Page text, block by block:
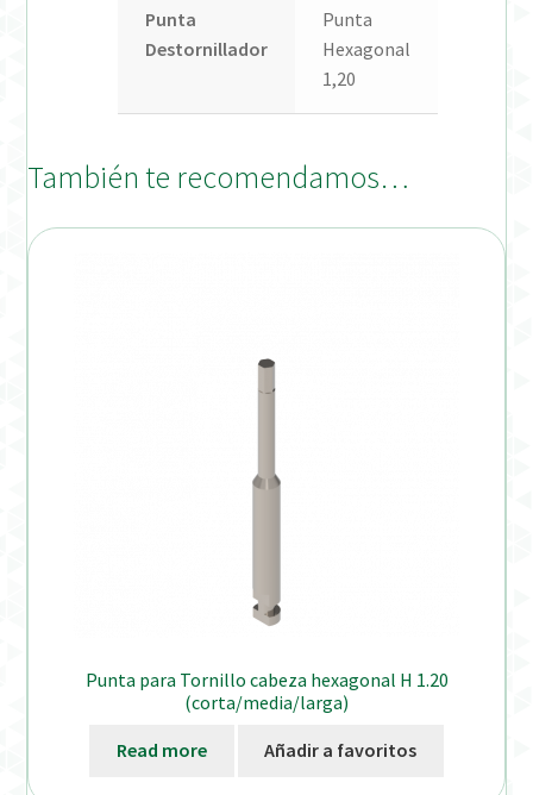
Punta
Destornillador
Punta
Hexagonal
1,20
También te recomendamos…
Punta para Tornillo cabeza hexagonal H 1.20
(corta/media/larga)
Read more Añadir a favoritos